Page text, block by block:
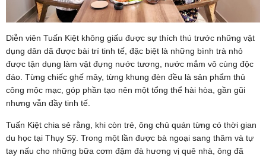
Diễn viên Tuấn Kiệt không giấu được sự thích thú trước những vật
dụng dân dã được bài trí tinh tế, đặc biệt là những bình trà nhỏ
được tận dụng làm vật đựng nước tương, nước mắm vô cùng độc
đáo. Từng chiếc ghế mây, từng khung đèn đều là sản phẩm thủ
công mộc mạc, góp phần tạo nên một tổng thể hài hòa, gần gũi
nhưng vẫn đầy tinh tế.
Tuấn Kiệt chia sẻ rằng, khi còn trẻ, ông chủ quán từng có thời gian
du học tại Thụy Sỹ. Trong một lần được bà ngoại sang thăm và tự
tay nấu cho những bữa cơm đậm đà hương vị quê nhà, ông đã